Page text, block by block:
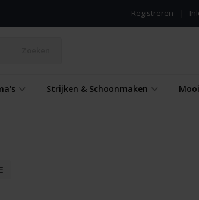
Registreren
Strijken & Schoonmaken